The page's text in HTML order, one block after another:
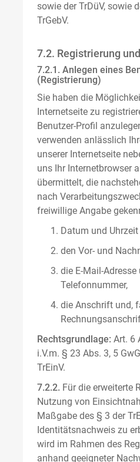
sowie der TrDüV, sowie
TrGebV.
7.2. Registrierung
7.2.1. Anlegen eines
(Registrierung)
Sie haben die
Internetseite zu
Benutzer-Profil
verwenden anlässlich
unserer Internetseite
uns Ihr Internetbrowser
übermittelt, die
nach
freiwillige Angabe
Datum und
den Vor- und
die E-Mail-Adresse
Telefonnummer,
die Anschrift und,
Rechtsgrundlage: Art. 6
i.V.m. § 23 Abs. 3, 5
TrEinV.
7.2.2. Für die erweiterte
Nutzung von
Maßgabe des § 3 der
Identitätsnachweis zu
wird im Rahmen des
anhand geeigneter